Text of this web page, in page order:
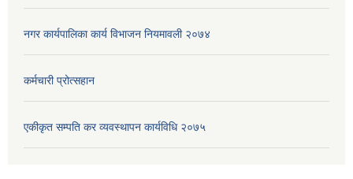
नगर कार्यपालिका कार्य विभाजन नियमावली २०७४
कर्मचारी प्रोत्सहान
एकीकृत सम्पति कर व्यवस्थापन कार्यविधि २०७५